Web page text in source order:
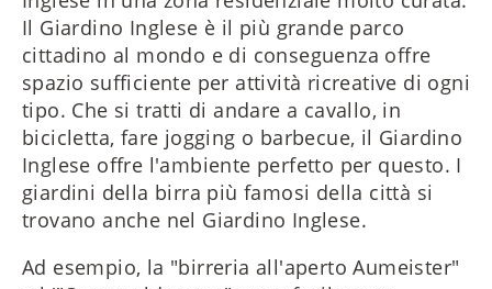
Il Giardino Inglese è il più grande parco
cittadino al mondo e di conseguenza offre
spazio sufficiente per attività ricreative di ogni
tipo. Che si tratti di andare a cavallo, in
bicicletta, fare jogging o barbecue, il Giardino
Inglese offre l'ambiente perfetto per questo. I
giardini della birra più famosi della città si
trovano anche nel Giardino Inglese.
Ad esempio, la "birreria all'aperto Aumeister"